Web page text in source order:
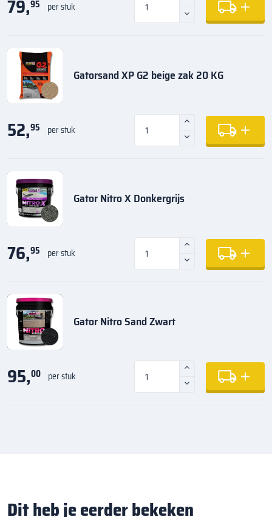
79,95 per stuk
Gatorsand XP G2 beige zak 20 KG
52,95 per stuk
Gator Nitro X Donkergrijs
76,95 per stuk
Gator Nitro Sand Zwart
95,00 per stuk
Dit heb je eerder bekeken